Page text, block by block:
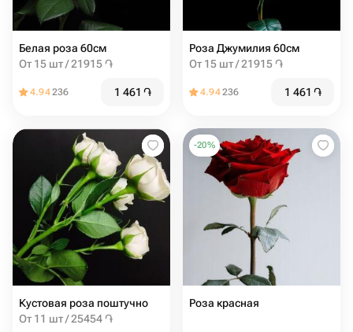
Белая роза 60см
От 15 шт / 21915 ֏
4.94236 1 461 ֏
Роза Джумилия 60см
От 15 шт / 21915 ֏
4.94236 1 461 ֏
Кустовая роза поштучно
От 11 шт / 25454 ֏
-20%
Роза красная